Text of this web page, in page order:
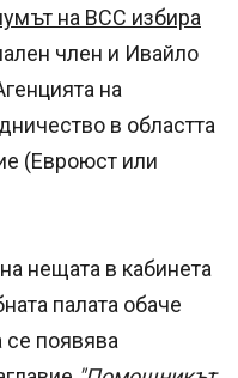
на ВСС избира
член и Ивайло
на
в областта
(Евроюст или
нещата в кабинета
палата обаче
се появява